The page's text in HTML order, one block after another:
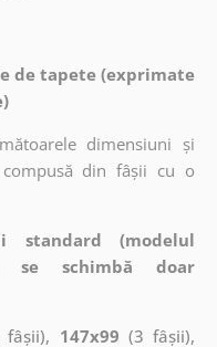
de tapete (exprimate
dimensiuni și
din fâșii cu o
standard (modelul
se schimbă doar
fâșii), 147x99 (3 fâșii),